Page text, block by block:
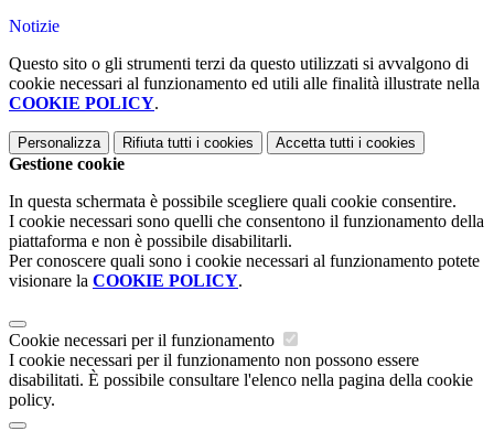
Notizie
Questo sito o gli strumenti terzi da questo utilizzati si avvalgono di
cookie necessari al funzionamento ed utili alle finalità illustrate nella
COOKIE POLICY.
Personalizza Rifiuta tutti i cookies Accetta tutti i cookies
Gestione cookie
In questa schermata è possibile scegliere quali cookie consentire.
I cookie necessari sono quelli che consentono il funzionamento della
piattaforma e non è possibile disabilitarli.
Per conoscere quali sono i cookie necessari al funzionamento potete
visionare la COOKIE POLICY.
Cookie necessari per il funzionamento
I cookie necessari per il funzionamento non possono essere
disabilitati. È possibile consultare l'elenco nella pagina della cookie
policy.